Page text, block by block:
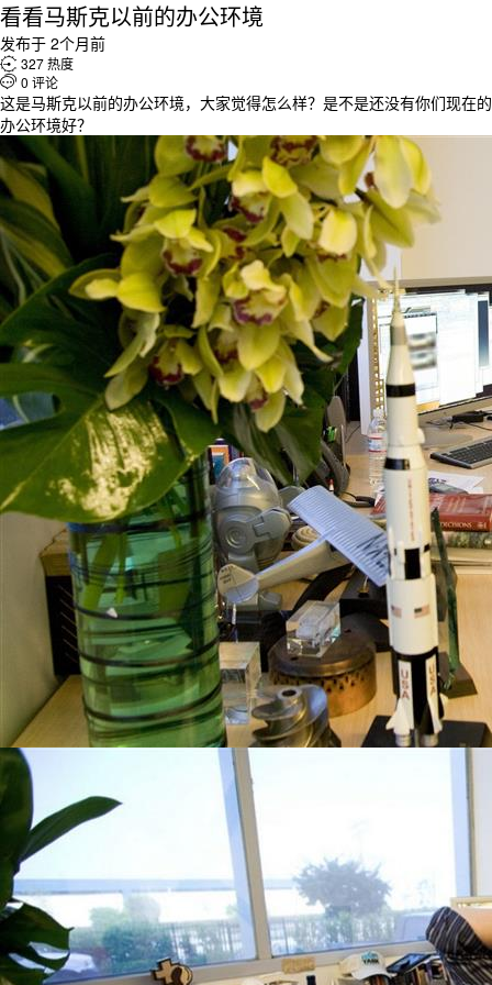
看看马斯克以前的办公环境
发布于 2个月前
 327 热度
 0 评论
这是马斯克以前的办公环境，大家觉得怎么样？是不是还没有你们现在的
办公环境好？